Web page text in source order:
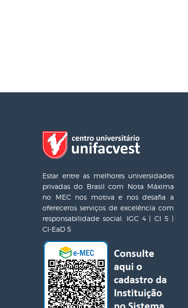
Estar entre as melhores universidades
privadas do Brasil com Nota Máxima
no MEC nos motiva e nos desafia a
ofereceros serviços de excelência com
responsabilidade social. IGC 4 | CI 5 |
CI-EaD 5